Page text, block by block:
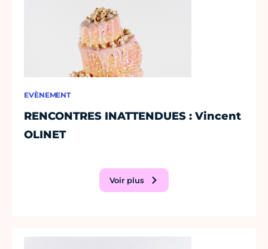
EVÈNEMENT
RENCONTRES INATTENDUES : Vincent
OLINET
Voir plus